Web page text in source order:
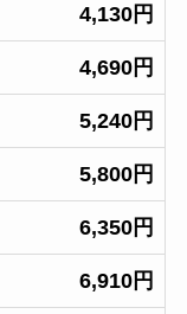
4,130円
4,690円
5,240円
5,800円
6,350円
6,910円